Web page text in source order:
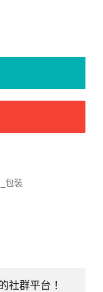
社群平台！